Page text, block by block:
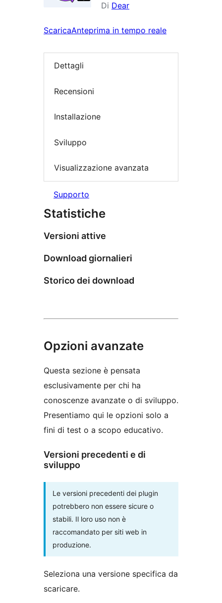
Di Dear
ScaricaAnteprima in tempo reale
Dettagli
Recensioni
Installazione
Sviluppo
Visualizzazione avanzata
Supporto
Statistiche
Versioni attive
Download giornalieri
Storico dei download
Opzioni avanzate
Questa sezione è pensata
esclusivamente per chi ha
conoscenze avanzate o di sviluppo.
Presentiamo qui le opzioni solo a
fini di test o a scopo educativo.
Versioni precedenti e di
sviluppo
Le versioni precedenti dei plugin
potrebbero non essere sicure o
stabili. Il loro uso non è
raccomandato per siti web in
produzione.
Seleziona una versione specifica da
scaricare.